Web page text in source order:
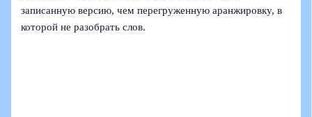
записанную версию, чем перегруженную аранжировку, в
которой не разобрать слов.